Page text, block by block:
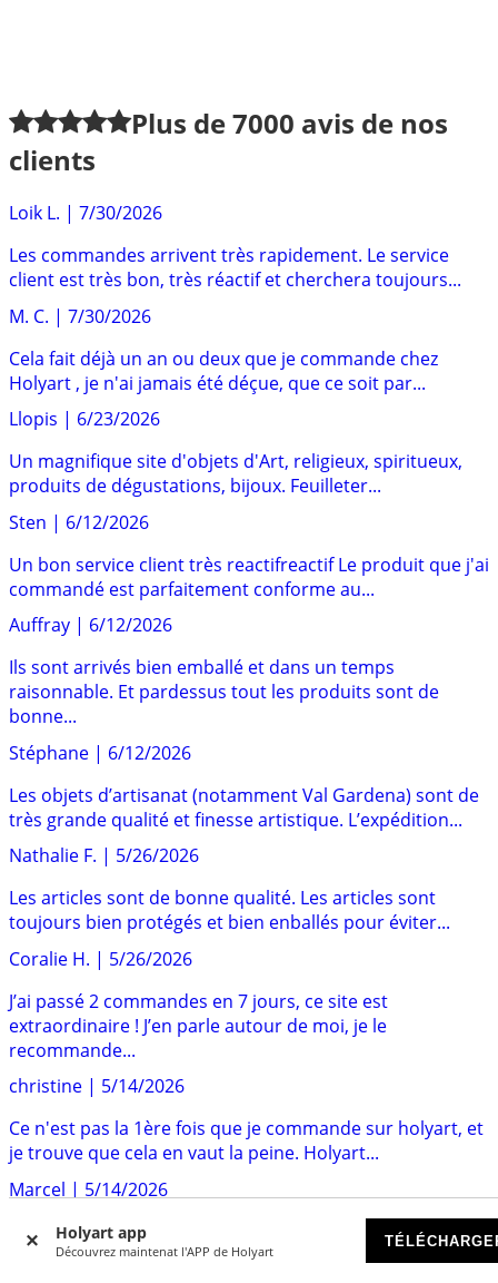
Holyart app
Découvrez maintenat l'APP de Holyart
Plus de7000 avis de nos
clients
Loik L. | 7/30/2026
Les commandes arrivent très rapidement. Le service
client est très bon, très réactif et cherchera toujours...
M. C. | 7/30/2026
Cela fait déjà un an ou deux que je commande chez
Holyart , je n'ai jamais été déçue, que ce soit par...
Llopis | 6/23/2026
Un magnifique site d'objets d'Art, religieux, spiritueux,
produits de dégustations, bijoux. Feuilleter...
Sten | 6/12/2026
Un bon service client très reactifreactif Le produit que j'ai
commandé est parfaitement conforme au...
Auffray | 6/12/2026
Ils sont arrivés bien emballé et dans un temps
raisonnable. Et pardessus tout les produits sont de
bonne...
Stéphane | 6/12/2026
Les objets d’artisanat (notamment Val Gardena) sont de
très grande qualité et finesse artistique. L’expédition...
Nathalie F. | 5/26/2026
Les articles sont de bonne qualité. Les articles sont
toujours bien protégés et bien enballés pour éviter...
Coralie H. | 5/26/2026
J’ai passé 2 commandes en 7 jours, ce site est
extraordinaire ! J’en parle autour de moi, je le
recommande...
christine | 5/14/2026
Ce n'est pas la 1ère fois que je commande sur holyart, et
je trouve que cela en vaut la peine. Holyart...
Marcel | 5/14/2026
Beaucoup de produits de tailles et de qualités différentes
permettant un choix adapté à mes attentes....